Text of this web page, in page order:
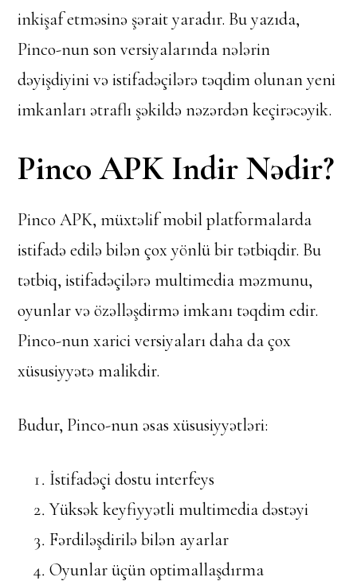
inkişaf etməsinə şərait yaradır. Bu yazıda,
Pinco-nun son versiyalarında nələrin
dəyişdiyini və istifadəçilərə təqdim olunan yeni
imkanları ətraflı şəkildə nəzərdən keçirəcəyik.
Pinco APK Indir Nədir?
Pinco APK, müxtəlif mobil platformalarda
istifadə edilə bilən çox yönlü bir tətbiqdir. Bu
tətbiq, istifadəçilərə multimedia məzmunu,
oyunlar və özəlləşdirmə imkanı təqdim edir.
Pinco-nun xarici versiyaları daha da çox
xüsusiyyətə malikdir.
Budur, Pinco-nun əsas xüsusiyyətləri:
İstifadəçi dostu interfeys
Yüksək keyfiyyətli multimedia dəstəyi
Fərdiləşdirilə bilən ayarlar
Oyunlar üçün optimallaşdırma